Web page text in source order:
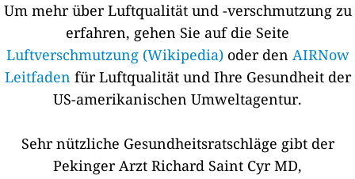
Um mehr über Luftqualität und -verschmutzung zu
erfahren, gehen Sie auf die Seite
Luftverschmutzung (Wikipedia)oder den AIRNow
Leitfaden für Luftqualität und Ihre Gesundheit der
US-amerikanischen Umweltagentur.
Sehr nützliche Gesundheitsratschläge gibt der
Pekinger Arzt Richard Saint Cyr MD,